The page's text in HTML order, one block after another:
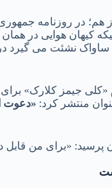
کیهان هوایی در
نشئت می گیرد
«کلی جیمز کلارک»
«دعوت
«برای من